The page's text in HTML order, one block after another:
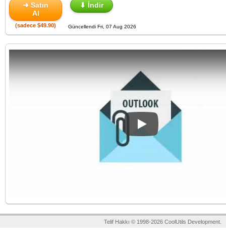
➜ Satın
Al
⬇ İndir
(sadece $49.90) Güncellendi Fri, 07 Aug 2026
Play
Telif Hakkı © 1998-2026 CoolUtils Development.